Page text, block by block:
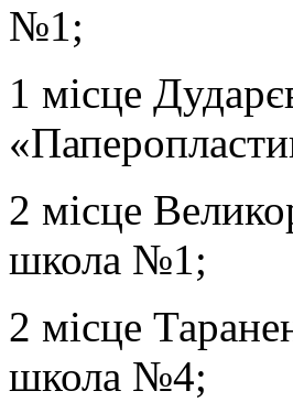
№1;
1 місце
2 місце
школа
2 місце
школа №4;